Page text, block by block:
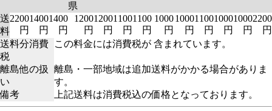
県
送
料
2200
円
1400
円
1400
円
1200
円
1200
円
1100
円
1100
円
1000
円
1000
円
1100
円
1000
円
1000
円
2200
円
送料分消費
税
この料金には消費税が 含まれています。
離島他の扱
い
離島・一部地域は追加送料がかかる場合がありま
す。
備考
上記送料は消費税込の価格となっております。